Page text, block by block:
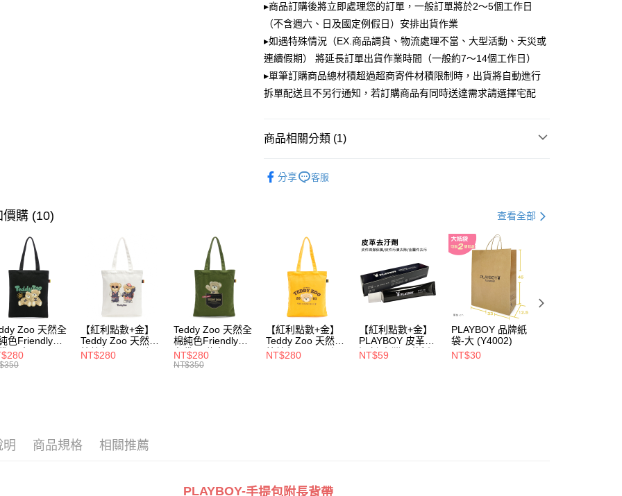
相關說明
【大哥付你分期使用說明】
1.本服務由台灣大哥大提供，台灣大哥大用戶可立即使用無須另外申請。
2.付款方式選擇「大哥付你分期」，訂單成立後會自動跳轉到大哥付的交易
流程，驗證手機門號後，選擇欲分期的期數、繳款截止日，確認付款後即
完成交易。
3.實際核准額度、可分期數及費用金額請依後續交易確認頁面所載為準。
【繳款方式說明】
2.透過簡訊連結打開帳單後，可選擇「超商條碼／台灣大直營門市／銀行轉
用戶於交易時，得透過本服務購買商品或服務，並由商店將買賣／分期付
款買賣價金債權讓與本公司後，依約使用本公司帳單繳交帳款。
2.基於同意付款使用「大哥付你分期」之契約關係目的，商店將以您的個人
資料（包含姓名、電話或地址）提供予台灣大哥大進項蒐集、處理及利
用，由本公司與您本人進行分期帳單所需資料之確認、核對及更正。
3.完整用戶服務條款，請詳閱以下連結：
https://oppay.tw/userRule
ATM付款
運送方式
每筆NT$100，滿NT$700(含以上)免運費
付款後萊爾富取貨
每筆NT$100，滿NT$700(含以上)免運費
7-11取貨付款
每筆NT$100，滿NT$900(含以上)免運費
付款後7-11取貨
每筆NT$100，滿NT$700(含以上)免運費
▸商品訂購後將立即處理您的訂單，一般訂單將於2～5個工作日
（不含週六、日及國定例假日）安排出貨作業
▸如遇特殊情況（EX.商品調貨、物流處理不當、大型活動、天災或
連續假期） 將延長訂單出貨作業時間（一般約7～14個工作日）
▸單筆訂購商品總材積超過超商寄件材積限制時，出貨將自動進行
拆單配送且不另行通知，若訂購商品有同時送達需求請選擇宅配
商品相關分類 (1)
分享
客服
價購 (10) 查看全部
Zoo 天然全
色Friendly帆
-黑色
【紅利點數+金】
Teddy Zoo 天然全
棉純色Friendly帆
布袋-白色
NT$280
Teddy Zoo 天然全
棉純色Friendly帆
布袋-軍綠色
(TZB107)
NT$280
NT$350
【紅利點數+金】
Teddy Zoo 天然全
棉純色Friendly帆
布袋-黃色
NT$280
【紅利點數+金】
PLAYBOY 皮革去
污劑(台灣哥倫製)-
(Y4003)
NT$59
PLAYBOY 品牌紙
袋-大 (Y4002)
NT$30
明 商品規格 相關推薦
PLAYBOY-手提包附長背帶